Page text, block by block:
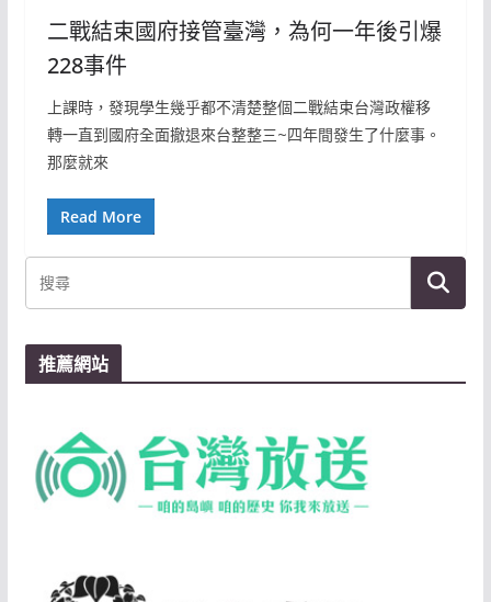
二戰結束國府接管臺灣，為何一年後引爆
228事件
上課時，發現學生幾乎都不清楚整個二戰結束台灣政權移
轉一直到國府全面撤退來台整整三~四年間發生了什麼事。
那麼就來
Read More
推薦網站